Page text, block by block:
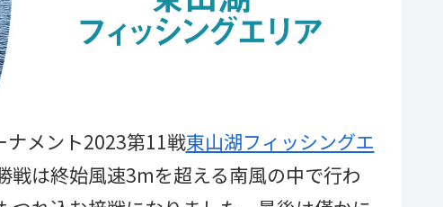
メント2023第11戦東山湖フィッシングエ
戦は終始風速3mを超える南風の中で行わ